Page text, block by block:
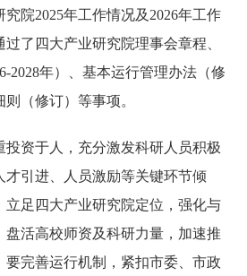
院2025年工作情况及2026年工作
了四大产业研究院理事会章程、
2028年）、基本运行管理办法（修
（修订）等事项。
投资于人，充分激发科研人员积极
才引进、人员激励等关键环节倾
立足四大产业研究院定位，强化与
盘活高校师资及科研力量，加速推
要完善运行机制，紧扣市委、市政